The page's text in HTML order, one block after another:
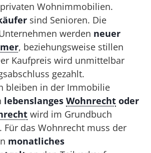
Wohnimmobilien.
sind Senioren. Die
werden neuer
, beziehungsweise stillen
Kaufpreis wird unmittelbar
gezahlt.
bleiben in der Immobilie
lebenslangesWohnrecht oder
wird im Grundbuch
Für das Wohnrecht muss der
monatliches